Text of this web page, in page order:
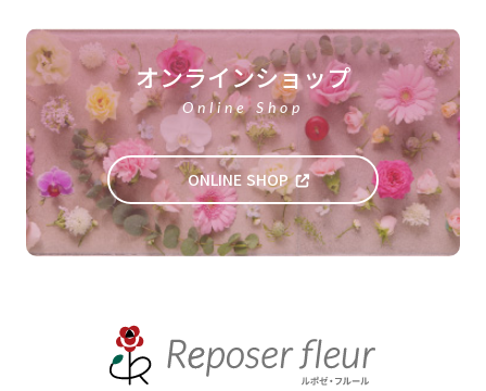
オンラインショップ
Online Shop
ONLINE SHOP